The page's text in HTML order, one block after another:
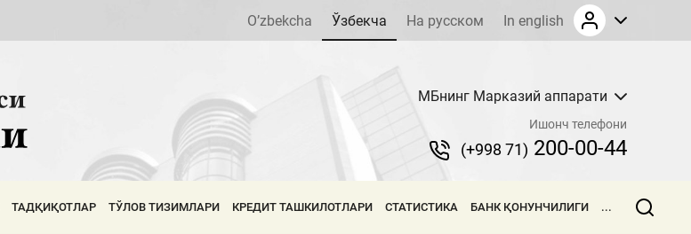
O’zbekcha Ўзбекча На русском In english
МБнинг Марказий аппарати
Ишонч телефони
(+998 71) 200-00-44
ТАДҚИҚОТЛАР ТЎЛОВ ТИЗИМЛАРИ КРЕДИТ ТАШКИЛОТЛАРИ СТАТИСТИКА БАНК ҚОНУНЧИЛИГИ ...